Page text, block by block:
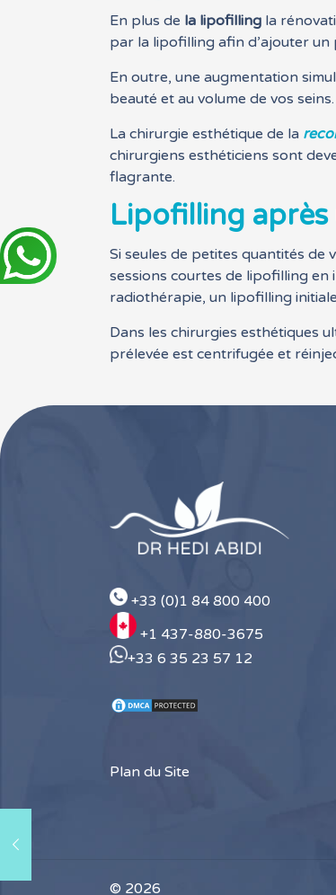
En plus de la lipofilling la
par la lipofilling afin d’ajouter un
En outre, une augmentation
beauté et au volume de vos seins.
La chirurgie esthétique de la
chirurgiens esthéticiens sont
flagrante.
Lipofilling
Si seules de petites quantités
sessions courtes de lipofilling en
radiothérapie, un lipofilling
Dans les chirurgies esthétiques
prélevée est centrifugée et
+33 (0)1 84 800 400
+1 437-880-3675
+33 6 35 23 57 12
Plan du Site
© 2026